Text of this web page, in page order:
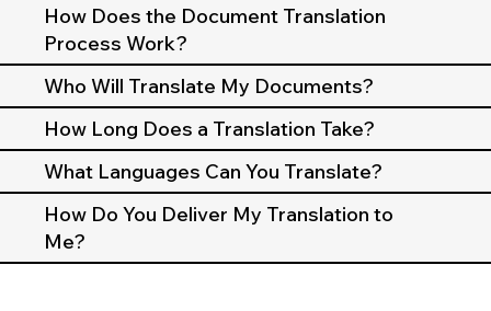
How Does the Document Translation
Process Work?
Who Will Translate My Documents?
How Long Does a Translation Take?
What Languages Can You Translate?
How Do You Deliver My Translation to
Me?